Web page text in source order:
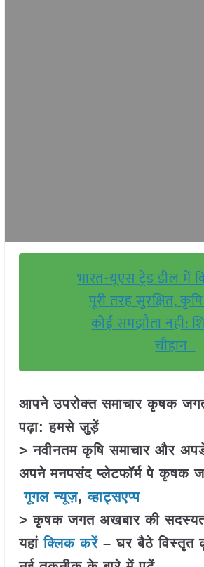
भारत-यूएस ट्रेड डील में
पूरी तरह सुरक्षित,
कोई समझौता नहीं:
चौहान
आपने उपरोक्त समाचार कृषक
पढ़ा: हमसे जुड़ें
> नवीनतम कृषि समाचार और
अपने मनपसंद प्लेटफॉर्म पे कृषक
गूगल न्यूज़,व्हाट्सएप्प
> कृषक जगत अखबार की
यहांक्लिक करें– घर बैठे विस्तृत